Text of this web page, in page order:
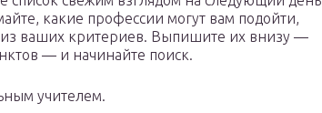
какие профессии могут вам подойти,
из ваших критериев. Выпишите их внизу —
— и начинайте поиск.
учителем.